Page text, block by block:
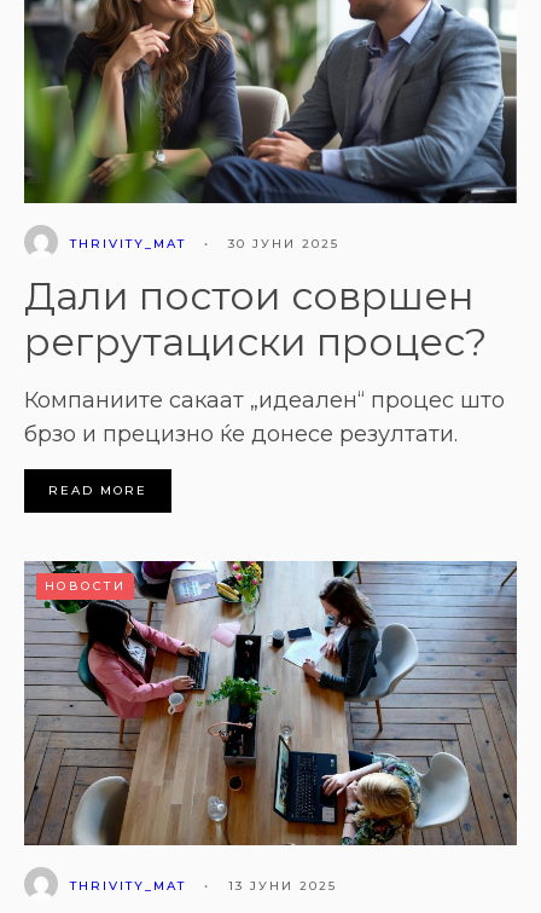
THRIVITY_MAT • 30 ЈУНИ 2025
Дали постои совршен
регрутациски процес?
Компаниите сакаат „идеален“ процес што
брзо и прецизно ќе донесе резултати.
READ MORE
НОВОСТИ
THRIVITY_MAT • 13 ЈУНИ 2025